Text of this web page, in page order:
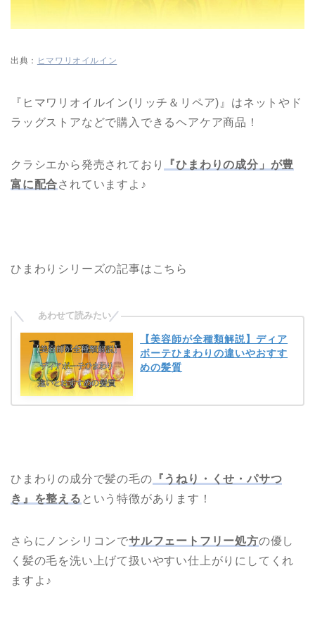
出典： ヒマワリオイルイン
『ヒマワリオイルイン(リッチ＆リペア)』はネットやド
ラッグストアなどで購入できるヘアケア商品！
クラシエから発売されており
『ひまわりの成分」が豊
富に配合されていますよ♪
ひまわりシリーズの記事はこちら
【美容師が全種類解説】ディア
ボーテひまわりの違いやおすす
めの髪質
ひまわりの成分で髪の毛の 『うねり・くせ・パサつ
き』を整える という特徴があります！
さらにノンシリコンでサルフェートフリー処方の優し
く髪の毛を洗い上げて扱いやすい仕上がりにしてくれ
ますよ♪